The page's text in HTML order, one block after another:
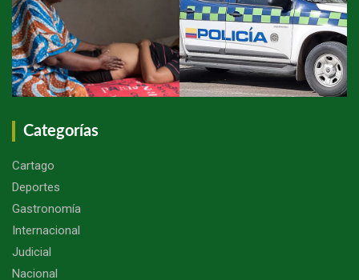
Categorías
Cartago
Deportes
Gastronomía
Internacional
Judicial
Nacional